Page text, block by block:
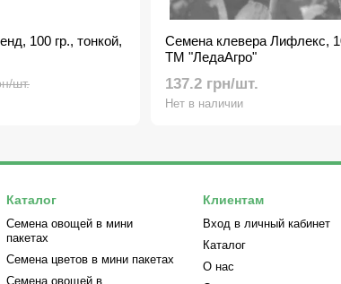
100 гр., тонкой,
шт.
Семена клевера Лифлекс,
ТМ "ЛедаАгро"
137.2 грн/шт.
Нет в наличии
Каталог
Семена овощей в мини
пакетах
Семена цветов в мини пакетах
Семена овощей в
Клиентам
Вход в личный кабинет
Каталог
О нас